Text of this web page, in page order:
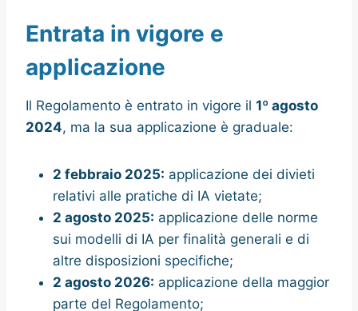
Entrata in vigore e
applicazione
Il Regolamento è entrato in vigore il 1º agosto
2024, ma la sua applicazione è graduale:
2 febbraio 2025: applicazione dei divieti
relativi alle pratiche di IA vietate;
2 agosto 2025: applicazione delle norme
sui modelli di IA per finalità generali e di
altre disposizioni specifiche;
2 agosto 2026: applicazione della maggior
parte del Regolamento;